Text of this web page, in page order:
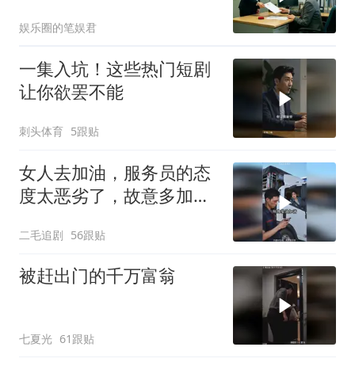
娱乐圈的笔娱君
一集入坑！这些热门短剧
让你欲罢不能
刺头体育 5跟贴
女人去加油，服务员的态
度太恶劣了，故意多加油
二毛追剧 56跟贴
被赶出门的千万富翁
七夏光 61跟贴